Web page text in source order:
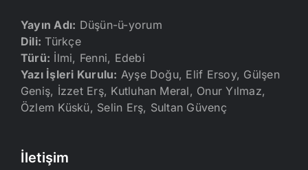
Yayın Adı: Düşün-ü-yorum
Dili: Türkçe
Türü: İlmi, Fenni, Edebi
Yazı İşleri Kurulu: Ayşe Doğu, Elif Ersoy, Gülşen
Geniş, İzzet Erş, Kutluhan Meral, Onur Yılmaz,
Özlem Küskü, Selin Erş, Sultan Güvenç
İletişim